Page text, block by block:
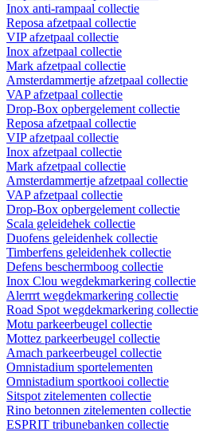
Inox anti-rampaal collectie
Reposa afzetpaal collectie
VIP afzetpaal collectie
Inox afzetpaal collectie
Mark afzetpaal collectie
Amsterdammertje afzetpaal collectie
VAP afzetpaal collectie
Drop-Box opbergelement collectie
Reposa afzetpaal collectie
VIP afzetpaal collectie
Inox afzetpaal collectie
Mark afzetpaal collectie
Amsterdammertje afzetpaal collectie
VAP afzetpaal collectie
Drop-Box opbergelement collectie
Scala geleidehek collectie
Duofens geleidenhek collectie
Timberfens geleidenhek collectie
Defens beschermboog collectie
Inox Clou wegdekmarkering collectie
Alerrrt wegdekmarkering collectie
Road Spot wegdekmarkering collectie
Motu parkeerbeugel collectie
Mottez parkeerbeugel collectie
Amach parkeerbeugel collectie
Omnistadium sportelementen
Omnistadium sportkooi collectie
Sitspot zitelementen collectie
Rino betonnen zitelementen collectie
ESPRIT tribunebanken collectie